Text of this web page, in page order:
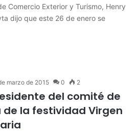
Comercio Exterior y Turismo, Henry
dijo que este 26 de enero se
marzo de 2015 0 2
del comité de
la festividad Virgen